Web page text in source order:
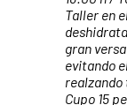
Taller en
gran
evitando
realzando
Cupo 15